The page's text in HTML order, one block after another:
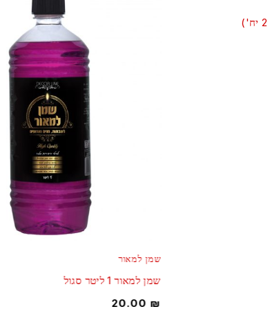
שמן למאור
שמן למאור 1 ליטר סגול
20.00 ₪